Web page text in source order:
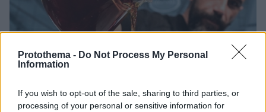
Protothema - Do Not Process My Personal
Information
If you wish to opt-out of the sale, sharing to third parties, or
processing of your personal or sensitive information for